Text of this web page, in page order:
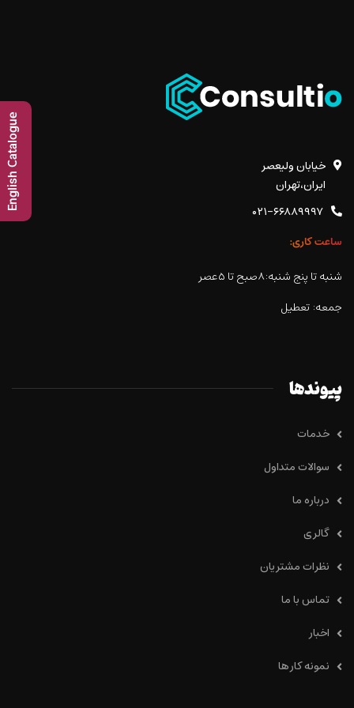
خیابان ولیعصر
ایران،تهران
۰۲۱-۶۶۸۸۹۹۹۷
ساعت کاری:
شنبه تا پنج شنبه:۸صبح تا ۵عصر
جمعه: تعطیل
پیوندها
خدمات
سوالات متداول
درباره ما
گالری
نظرات مشتریان
تماس با ما
اخبار
نمونه کار ها
English Catalogue